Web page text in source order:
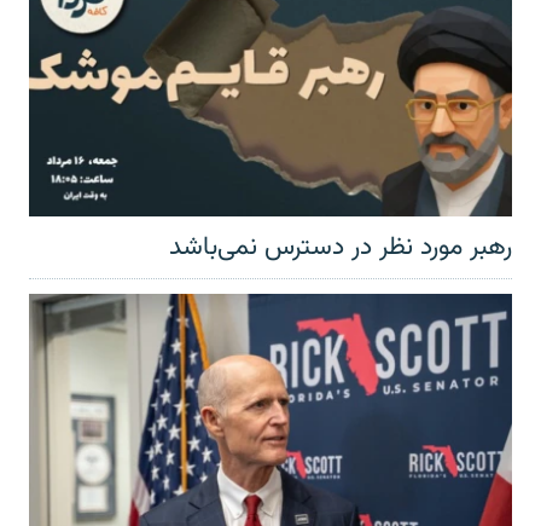
رهبر مورد نظر در دسترس نمی‌باشد